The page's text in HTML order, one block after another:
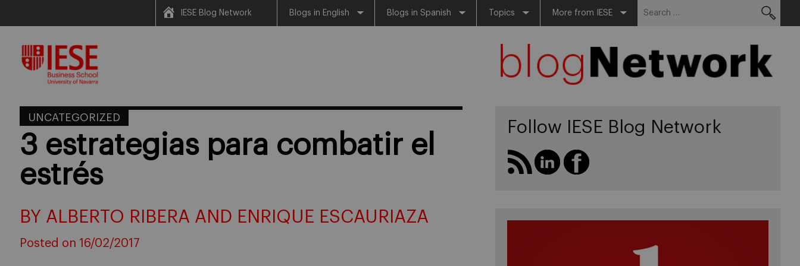
content
IESE Blog Network Blogs in English Blogs in Spanish Topics More from IESE
UNCATEGORIZED
3 estrategias para combatir el
estrés
BY ALBERTO RIBERA AND ENRIQUE ESCAURIAZA
Posted on 16/02/2017
Follow IESE Blog Network